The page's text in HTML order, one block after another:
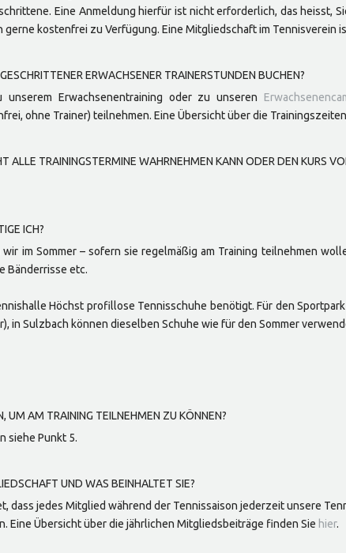
Eine Anmeldung hierfür ist nicht erforderlich, das heisst,
kostenfrei zu Verfügung. Eine Mitgliedschaft im Tennisverein
ERWACHSENER TRAINERSTUNDEN BUCHEN?
Erwachsenentraining oder zu unseren
ohne Trainer) teilnehmen. Eine Übersicht über die
ALLE TRAININGSTERMINE WAHRNEHMEN KANN ODER DEN KURS
ICH?
im Sommer – sofern sie regelmäßig am Training teilnehmen
Bänderrisse etc.
Höchst profillose Tennisschuhe benötigt. Für den
in Sulzbach können dieselben Schuhe wie für den Sommer
UM AM TRAINING TEILNEHMEN ZU KÖNNEN?
siehe Punkt 5.
UND WAS BEINHALTET SIE?
dass jedes Mitglied während der Tennissaison jederzeit unsere
Eine Übersicht über die jährlichen Mitgliedsbeiträge finden Sie hier.